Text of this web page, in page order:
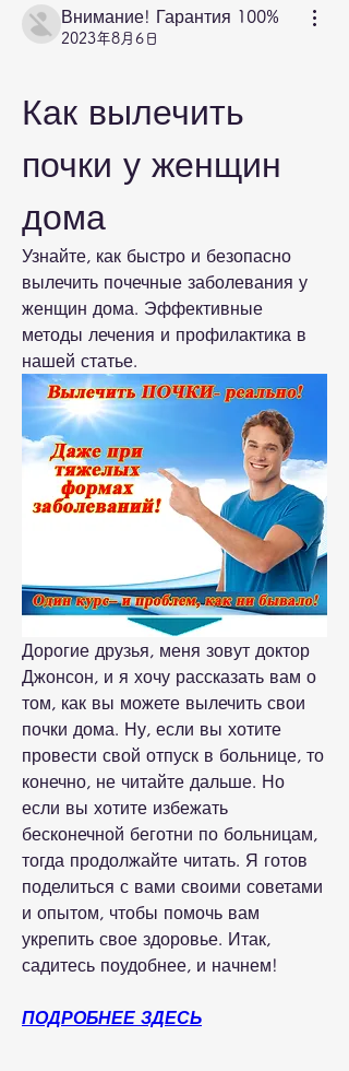
Внимание! Гарантия 100%
2023年8月6日
Как вылечить
почки у женщин
дома
Узнайте, как быстро и безопасно
вылечить почечные заболевания у
женщин дома. Эффективные
методы лечения и профилактика в
нашей статье.
Дорогие друзья, меня зовут доктор
Джонсон, и я хочу рассказать вам о
том, как вы можете вылечить свои
почки дома. Ну, если вы хотите
провести свой отпуск в больнице, то
конечно, не читайте дальше. Но
если вы хотите избежать
бесконечной беготни по больницам,
тогда продолжайте читать. Я готов
поделиться с вами своими советами
и опытом, чтобы помочь вам
укрепить свое здоровье. Итак,
садитесь поудобнее, и начнем!
ПОДРОБНЕЕ ЗДЕСЬ